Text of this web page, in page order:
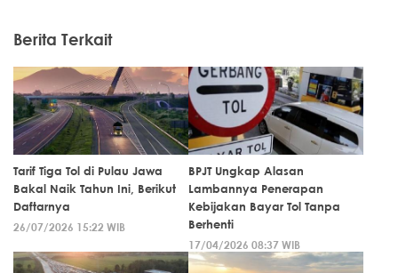
Berita Terkait
Tarif Tiga Tol di Pulau Jawa
Bakal Naik Tahun Ini, Berikut
Daftarnya
26/07/2026 15:22 WIB
BPJT Ungkap Alasan
Lambannya Penerapan
Kebijakan Bayar Tol Tanpa
Berhenti
17/04/2026 08:37 WIB